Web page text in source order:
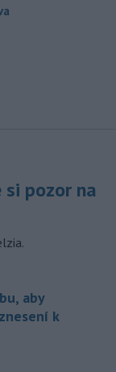
pozor na
aby
k